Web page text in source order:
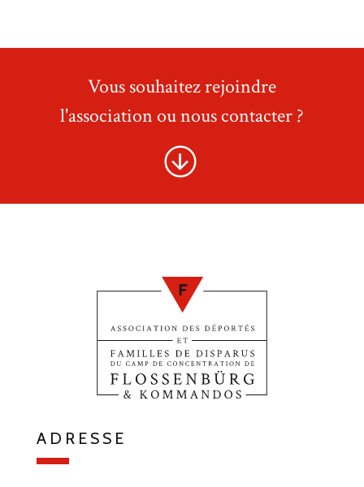
Vous souhaitez rejoindre
l'association ou nous contacter ?
ADRESSE